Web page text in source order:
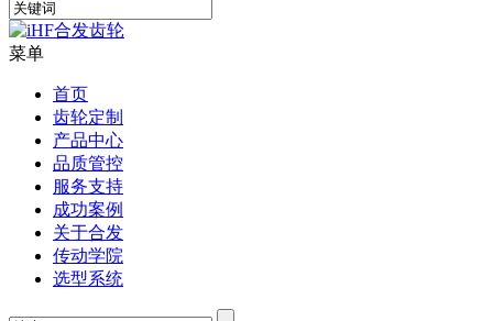
菜单
首页
齿轮定制
产品中心
品质管控
服务支持
成功案例
关于合发
传动学院
选型系统